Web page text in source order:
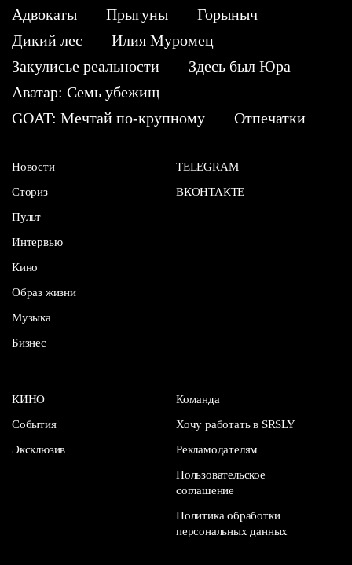
Адвокаты
Прыгуны
Горыныч
Дикий лес
Илия Муромец
Закулисье реальности
Здесь был Юра
Аватар: Семь убежищ
GOAT: Мечтай по-крупному
Отпечатки
Новости
Сториз
Пульт
Интервью
Кино
Образ жизни
Музыка
Бизнес
TELEGRAM
ВКОНТАКТЕ
КИНО
События
Эксклюзив
Команда
Хочу работать в SRSLY
Рекламодателям
Пользовательское
соглашение
Политика обработки
персональных данных